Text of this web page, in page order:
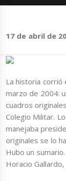
17 de abril de
La historia corrió
marzo de 2004:
cuadros
Colegio Militar.
manejaba
originales se lo
Hubo un
Horacio